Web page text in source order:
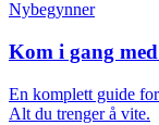
Nybegynner
Kom i gang
En komplett guide
Alt du trenger å vite.